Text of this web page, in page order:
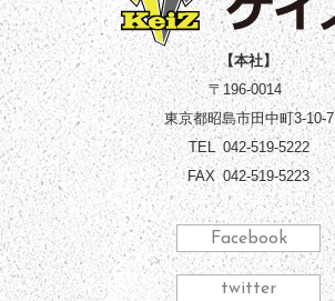
【本社】
〒196-0014
東京都昭島市田中町3-10-7
TEL042-519-5222
FAX042-519-5223
Facebook
twitter